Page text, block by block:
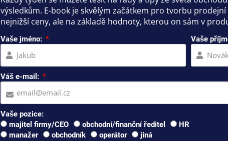
výsledkům. E-book je skvělým začátkem pro tvorbu
nejnižší ceny, ale na základě hodnoty, kterou on sám v
Vaše jméno: Vaše
Váš e-mail:
Vaše pozice:
majitel firmy/CEO
obchodní/finanční ředitel
HR
manažer
obchodník operátor jiná